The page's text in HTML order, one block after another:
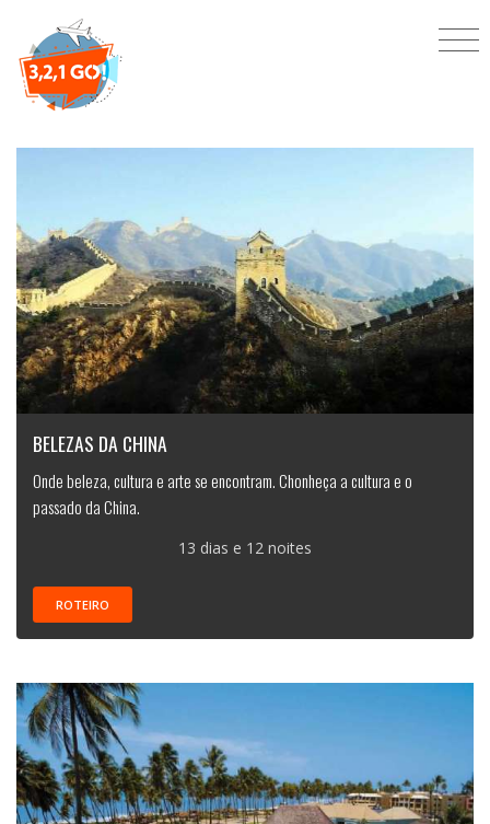
Em destaque
BELEZAS DA CHINA
Onde beleza, cultura e arte se encontram. Chonheça a cultura e o
passado da China.
13 dias e 12 noites
ROTEIRO